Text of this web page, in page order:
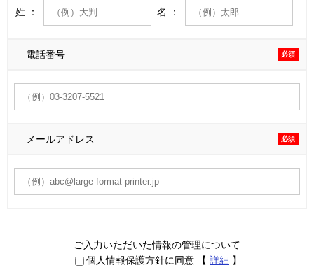
姓 ： 名 ：
電話番号 必須
メールアドレス 必須
ご入力いただいた情報の管理について
個人情報保護方針に同意 【 詳細 】